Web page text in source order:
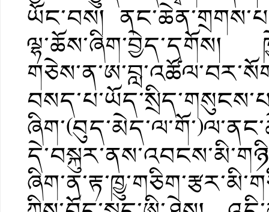
ཡོང་བས།
ལྷ་ཆོས་ཞིག་བྱེད་དགོས།